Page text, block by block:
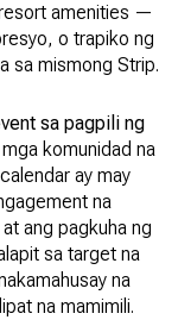
amenities —
o trapiko ng
sa mismong Strip.
sa pagpili ng
komunidad na
ay may
na
ang pagkuha ng
sa target na
na
na mamimili.